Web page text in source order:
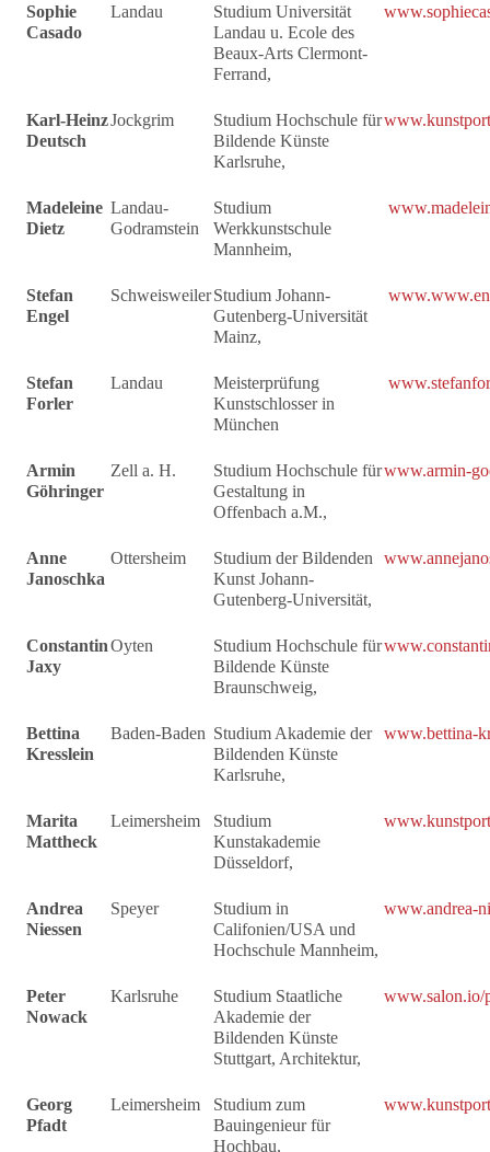
Sophie
Casado
Landau
Studium Universität
Landau u. Ecole des
Beaux-Arts Clermont-
Ferrand,
Karl-Heinz
Deutsch
Jockgrim
Studium Hochschule für
Bildende Künste
Karlsruhe,
Madeleine
Dietz
Landau-
Godramstein
Studium
Werkkunstschule
Mannheim,
Stefan
Engel
SchweisweilerStudium Johann-
Gutenberg-Universität
Mainz,
Stefan
Forler
Landau
Meisterprüfung
Kunstschlosser in
München
Armin
Göhringer
Zell a. H.
Studium Hochschule für
Gestaltung in
Offenbach a.M.,
www.armin-
Anne
Janoschka
Ottersheim
Studium der Bildenden
Kunst Johann-
Gutenberg-Universität,
Constantin
Jaxy
Oyten
Studium Hochschule für
Bildende Künste
Braunschweig,
Bettina
Kresslein
Baden-Baden Studium Akademie der
Bildenden Künste
Karlsruhe,
www.bettina-
Marita
Mattheck
Leimersheim
Studium
Kunstakademie
Düsseldorf,
Andrea
Niessen
Speyer
Studium in
Califonien/USA und
Hochschule Mannheim,
www.andrea-
Peter
Nowack
Karlsruhe
Studium Staatliche
Akademie der
Bildenden Künste
Stuttgart, Architektur,
www.salon.io/
Georg
Pfadt
Leimersheim
Studium zum
Bauingenieur für
Hochbau,